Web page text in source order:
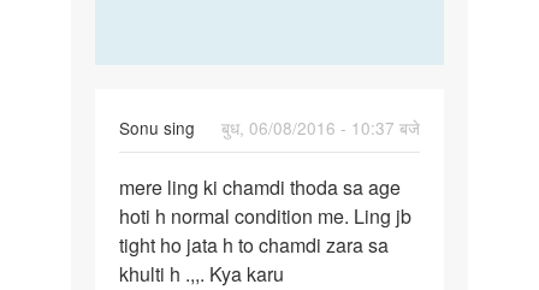
Sonu sing
बुध, 06/08/2016 - 10:37 बजे
mere
ling
ki
chamdi
mere ling ki chamdi thoda sa age
hoti h normal condition me. Ling jb
tight ho jata h to chamdi zara sa
khulti h .,,. Kya karu